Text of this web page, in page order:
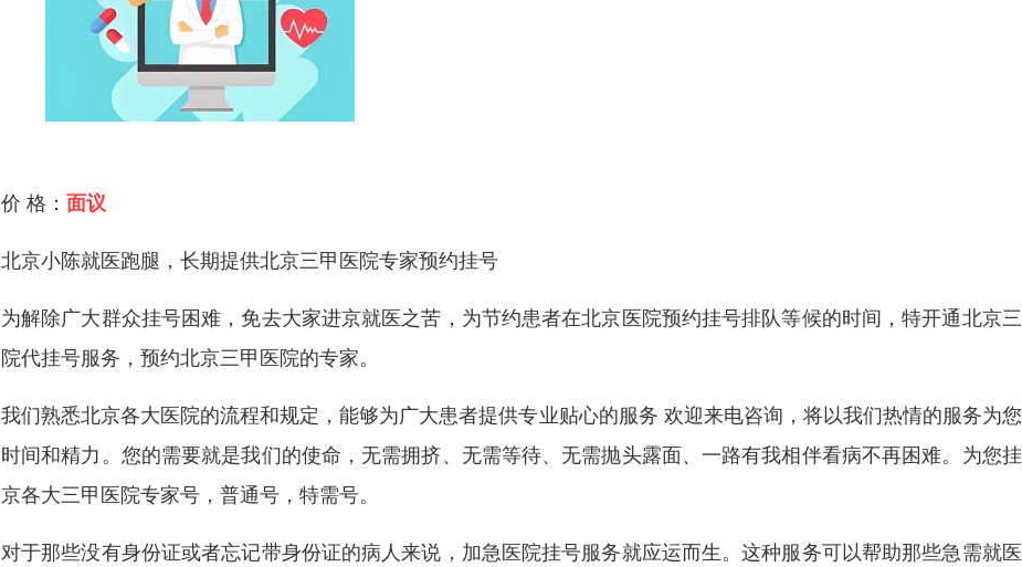
价 格： 面议
北京小陈就医跑腿，长期提供北京三甲医院专家预约挂号
为解除广大群众挂号困难，免去大家进京就医之苦，为节约患者在北京医院预约挂号排队等候的时间，特开通北京
院代挂号服务，预约北京三甲医院的专家。
我们熟悉北京各大医院的流程和规定，能够为广大患者提供专业贴心的服务 欢迎来电咨询，将以我们热情的服务为
时间和精力。您的需要就是我们的使命，无需拥挤、无需等待、无需抛头露面、一路有我相伴看病不再困难。为您
京各大三甲医院专家号，普通号，特需号。
对于那些没有身份证或者忘记带身份证的病人来说，加急医院挂号服务就应运而生。这种服务可以帮助那些急需就